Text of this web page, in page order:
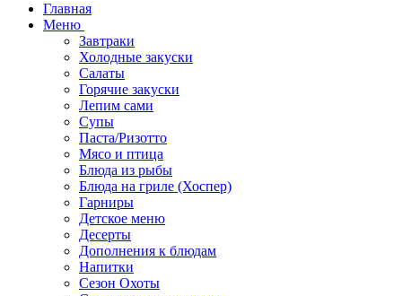
Главная
Меню
Завтраки
Холодные закуски
Салаты
Горячие закуски
Лепим сами
Супы
Паста/Ризотто
Мясо и птица
Блюда из рыбы
Блюда на гриле (Хоспер)
Гарниры
Детское меню
Десерты
Дополнения к блюдам
Напитки
Сезон Охоты